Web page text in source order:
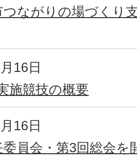
つながりの場づくり
16日
施競技の概要
16日
委員会・第3回総会を